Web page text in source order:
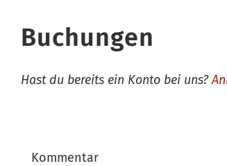
Buchungen
Hast du bereits ein Konto bei uns?
Kommentar